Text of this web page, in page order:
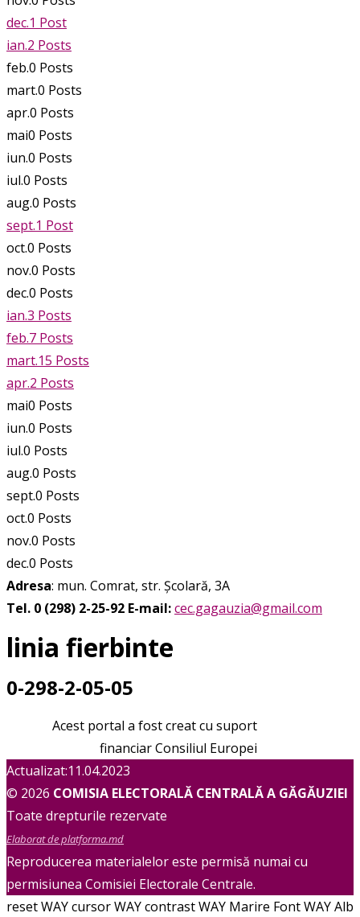
dec.1 Post
ian.2 Posts
feb.0 Posts
mart.0 Posts
apr.0 Posts
mai0 Posts
iun.0 Posts
iul.0 Posts
aug.0 Posts
sept.1 Post
oct.0 Posts
nov.0 Posts
dec.0 Posts
ian.3 Posts
feb.7 Posts
mart.15 Posts
apr.2 Posts
mai0 Posts
iun.0 Posts
iul.0 Posts
aug.0 Posts
sept.0 Posts
oct.0 Posts
nov.0 Posts
dec.0 Posts
Adresa: mun. Comrat, str. Școlară, 3A
Tel. 0 (298) 2-25-92 E-mail:cec.gagauzia@gmail.com
linia fierbinte
0-298-2-05-05
Acest portal a fost creat cu suport
financiar Consiliul Europei
Actualizat:11.04.2023
© 2026 COMISIA ELECTORALĂ CENTRALĂ A GĂGĂUZIEI
Toate drepturile rezervate
Elaborat de platforma.md
Reproducerea materialelor este permisă numai cu
permisiunea Comisiei Electorale Centrale.
reset WAYcursor WAYcontrast WAY Marire Font WAYAlb